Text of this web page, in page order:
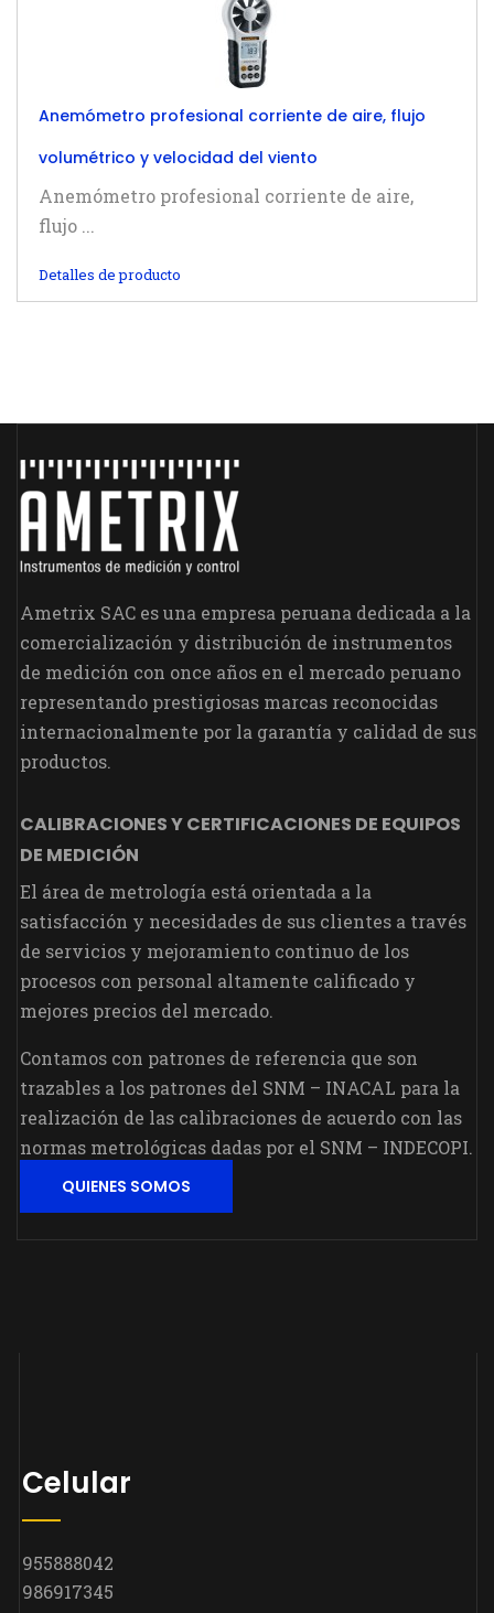
Anemómetro profesional corriente de aire, flujo
volumétrico y velocidad del viento
Anemómetro profesional corriente de aire,
flujo ...
Detalles de producto
Ametrix SAC es una empresa peruana dedicada a la
comercialización y distribución de instrumentos
de medición con once años en el mercado peruano
representando prestigiosas marcas reconocidas
internacionalmente por la garantía y calidad de sus
productos.
CALIBRACIONES Y CERTIFICACIONES DE EQUIPOS
DE MEDICIÓN
El área de metrología está orientada a la
satisfacción y necesidades de sus clientes a través
de servicios y mejoramiento continuo de los
procesos con personal altamente calificado y
mejores precios del mercado.
Contamos con patrones de referencia que son
trazables a los patrones del SNM – INACAL para la
realización de las calibraciones de acuerdo con las
normas metrológicas dadas por el SNM – INDECOPI.
QUIENES SOMOS
Celular
955888042
986917345